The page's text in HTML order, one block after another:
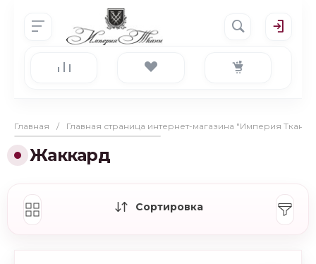
Главная / Главная страница интернет-магазина "Империя Ткани"
Жаккард
Сортировка